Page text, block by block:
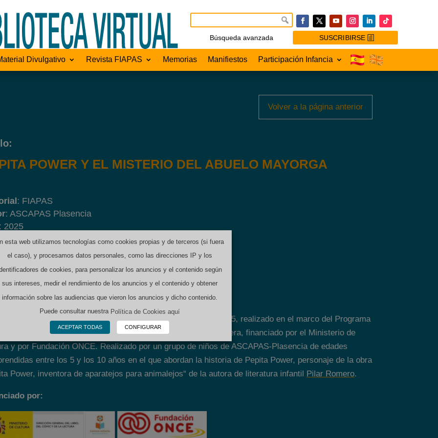
Búsqueda avanzada SUSCRIBIRSE
Divulgativo Revista FIAPAS Memorias Manifiestos Participación Infancia
Volver a la página anterior
POWER Y EL MISTERIO DEL ABUELO MAYORGA
: FIAPAS
: ASCAPAS Plasencia
: 2025
: Español
: 5
: 210 x 297mm
infantil finalista del Concurso FIAPAS «Libro Viajero» 2024-25, realizado en el marco del Programa
de la lectura para niños, niñas y adolescentes con sordera, financiado por el Ministerio de
y por Fundación ONCE. Realizado por un grupo de niños de ASCAPAS-Plasencia de edades
entre los 5 y los 10 años en el que abordan la historia de Pepita Power, personaje de la obra
Power, inventora de aparatejos para animalejos“ de la autora de literatura infantil Pilar Romero.
por:
esta web utilizamos tecnologías como cookies propias y de terceros (si fuera
el caso), y procesamos datos personales, como las direcciones IP y los
de cookies, para personalizar los anuncios y el contenido según
sus intereses, medir el rendimiento de los anuncios y el contenido y obtener
información sobre las audiencias que vieron los anuncios y dicho contenido.
Puede consultar nuestra Política de Cookies aquí
ACEPTAR TODAS CONFIGURAR